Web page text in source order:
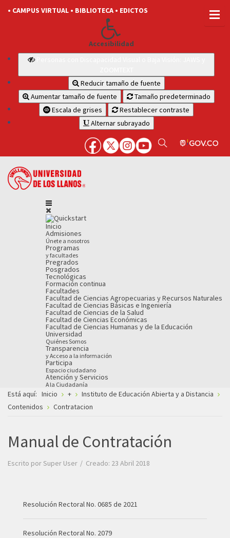
• CAMPUS VIRTUAL • BIBLIOTECA • EDICTOS
Accesibilidad
Reducir tamaño de fuente
Aumentar tamaño de fuente
Tamaño predeterminado
Escala de grises
Restablecer contraste
Alternar subrayado
Inicio
Admisiones
Únete a nosotros
Programas
y facultades
Pregrados
Posgrados
Tecnológicas
Formación continua
Facultades
Facultad de Ciencias Agropecuarias y Recursos Naturales
Facultad de Ciencias Básicas e Ingeniería
Facultad de Ciencias de la Salud
Facultad de Ciencias Económicas
Facultad de Ciencias Humanas y de la Educación
Universidad
Quiénes Somos
Transparencia
y Acceso a la información
Participa
Espacio ciudadano
Atención y Servicios
A la Ciudadanía
Está aquí: Inicio +
Instituto de Educación Abierta y a Distancia
Contenidos
Contratacion
Manual de Contratación
Escrito porSuper User Creado: 23 Abril 2018
Resolución Rectoral No. 0685 de 2021
Resolución Rectoral No. 2079